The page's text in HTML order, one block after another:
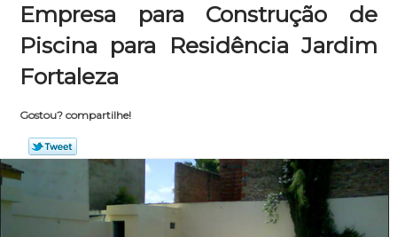
Empresa para Construção de
Piscina para Residência Jardim
Fortaleza
Gostou? compartilhe!